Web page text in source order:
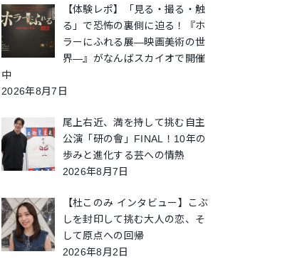
【体験レポ】「見る・撮る・触
る」で恐怖の裏側に迫る！『ホ
ラーにふれる展―映画美術の世
界―』がなんばスカイオで開催
中
2026年8月7日
尾上右近、満を持して挑む自主
公演「研の會」FINAL！10年の
歩みと進化する芸への情熱
2026年8月7日
【杜このみ インタビュー】こぶ
しを封印して挑む大人の恋、そ
して原点への回帰
2026年8月2日